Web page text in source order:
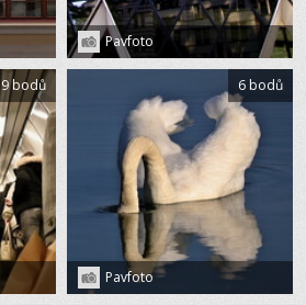
Pavfoto
9 bodů
Pavfoto
6 bodů